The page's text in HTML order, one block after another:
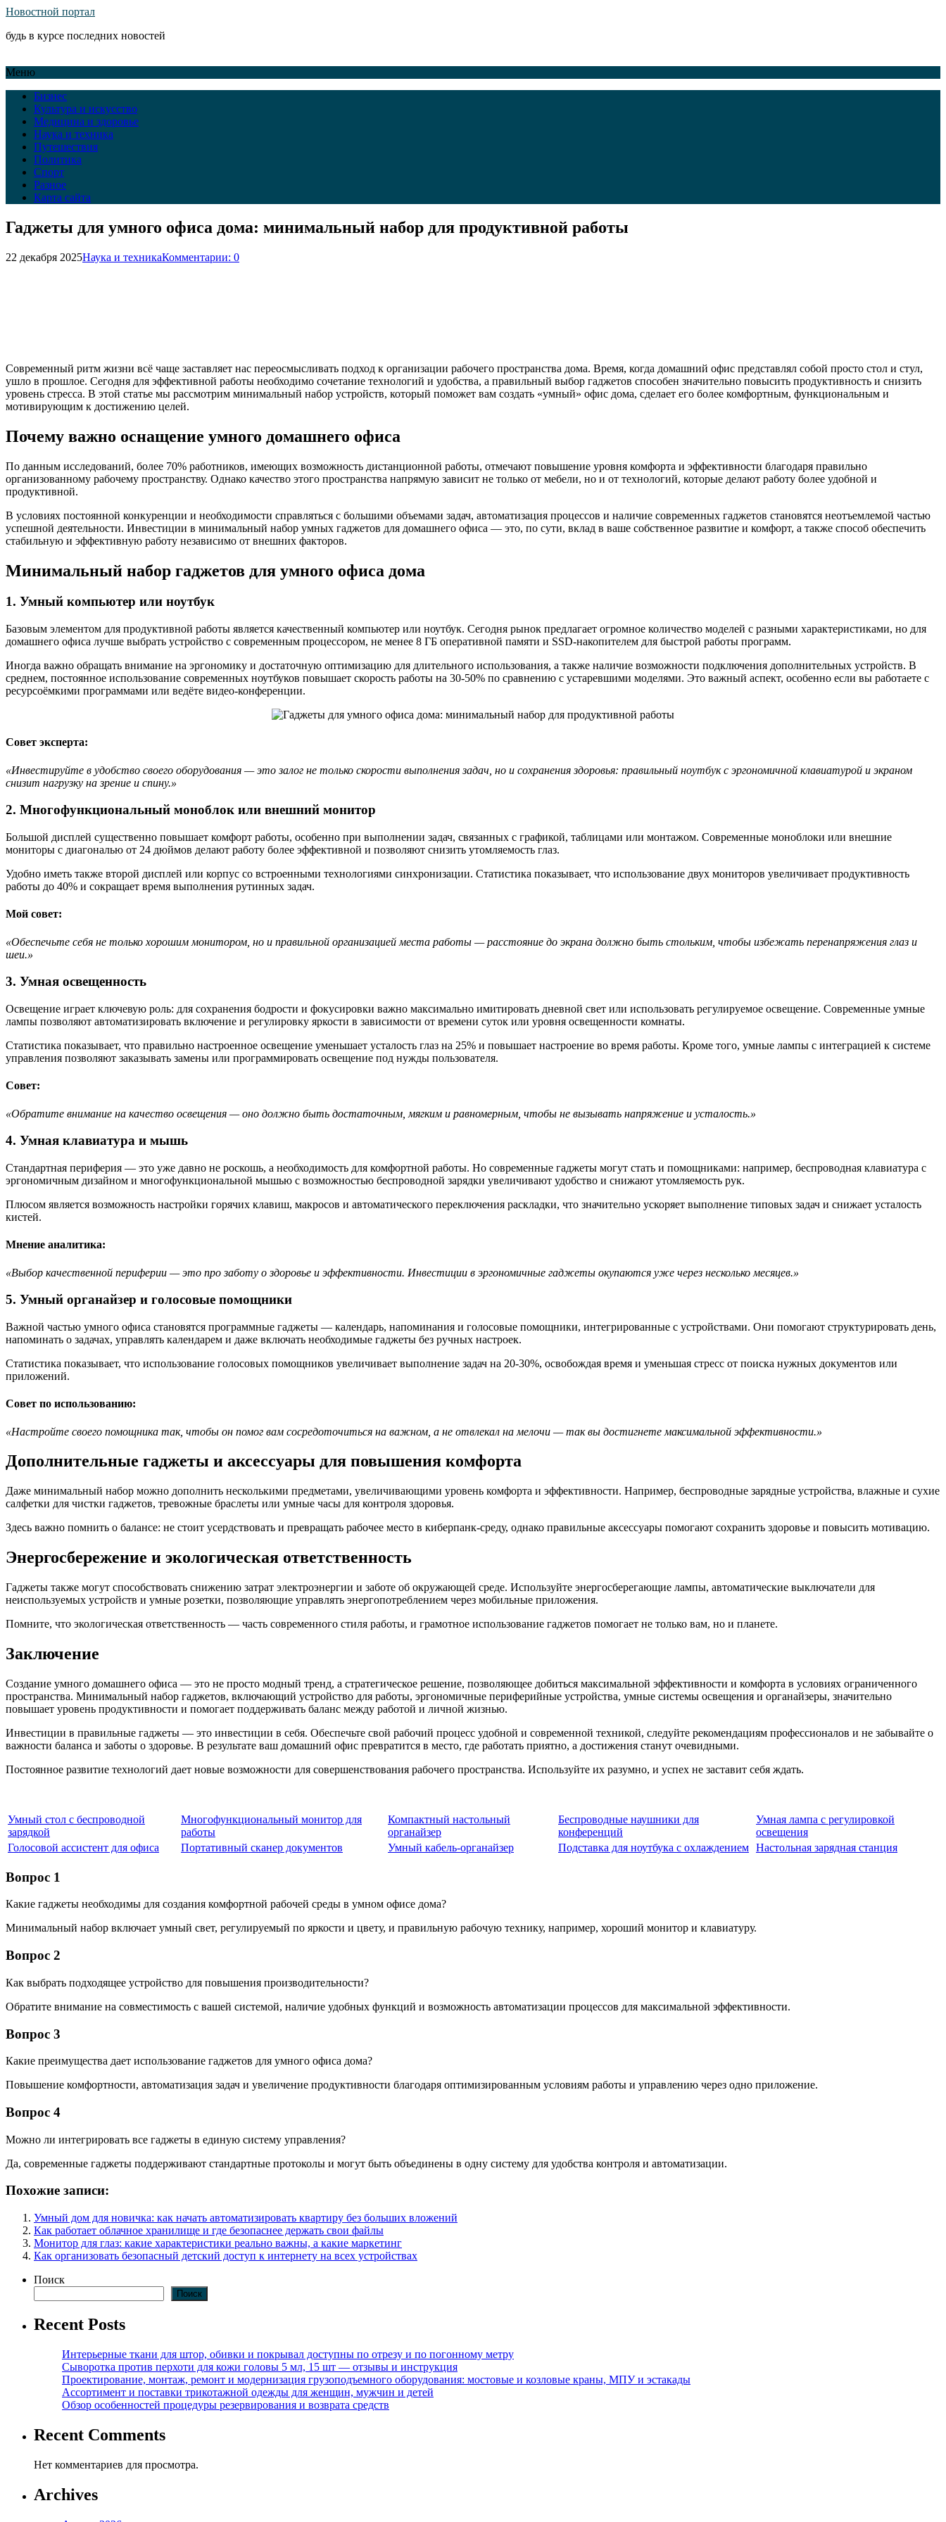
Новостной портал
будь в курсе последних новостей
Меню
Бизнес
Культура и искусство
Медицина и здоровье
Наука и техника
Путешествия
Политика
Спорт
Разное
Карта сайта
Гаджеты для умного офиса дома: минимальный набор для продуктивной работы
22 декабря 2025Наука и техникаКомментарии: 0
Современный ритм жизни всё чаще заставляет нас переосмысливать подход к организации рабочего пространства дома. Время, когда домашний офис представлял собой просто стол и стул,
ушло в прошлое. Сегодня для эффективной работы необходимо сочетание технологий и удобства, а правильный выбор гаджетов способен значительно повысить продуктивность и снизить
уровень стресса. В этой статье мы рассмотрим минимальный набор устройств, который поможет вам создать «умный» офис дома, сделает его более комфортным, функциональным и
мотивирующим к достижению целей.
Почему важно оснащение умного домашнего офиса
По данным исследований, более 70% работников, имеющих возможность дистанционной работы, отмечают повышение уровня комфорта и эффективности благодаря правильно
организованному рабочему пространству. Однако качество этого пространства напрямую зависит не только от мебели, но и от технологий, которые делают работу более удобной и
продуктивной.
В условиях постоянной конкуренции и необходимости справляться с большими объемами задач, автоматизация процессов и наличие современных гаджетов становятся неотъемлемой частью
успешной деятельности. Инвестиции в минимальный набор умных гаджетов для домашнего офиса — это, по сути, вклад в ваше собственное развитие и комфорт, а также способ обеспечить
стабильную и эффективную работу независимо от внешних факторов.
Минимальный набор гаджетов для умного офиса дома
1. Умный компьютер или ноутбук
Базовым элементом для продуктивной работы является качественный компьютер или ноутбук. Сегодня рынок предлагает огромное количество моделей с разными характеристиками, но для
домашнего офиса лучше выбрать устройство с современным процессором, не менее 8 ГБ оперативной памяти и SSD-накопителем для быстрой работы программ.
Иногда важно обращать внимание на эргономику и достаточную оптимизацию для длительного использования, а также наличие возможности подключения дополнительных устройств. В
среднем, постоянное использование современных ноутбуков повышает скорость работы на 30-50% по сравнению с устаревшими моделями. Это важный аспект, особенно если вы работаете с
ресурсоёмкими программами или ведёте видео-конференции.
Совет эксперта:
«Инвестируйте в удобство своего оборудования — это залог не только скорости выполнения задач, но и сохранения здоровья: правильный ноутбук с эргономичной клавиатурой и экраном
снизит нагрузку на зрение и спину.»
2. Многофункциональный моноблок или внешний монитор
Большой дисплей существенно повышает комфорт работы, особенно при выполнении задач, связанных с графикой, таблицами или монтажом. Современные моноблоки или внешние
мониторы с диагональю от 24 дюймов делают работу более эффективной и позволяют снизить утомляемость глаз.
Удобно иметь также второй дисплей или корпус со встроенными технологиями синхронизации. Статистика показывает, что использование двух мониторов увеличивает продуктивность
работы до 40% и сокращает время выполнения рутинных задач.
Мой совет:
«Обеспечьте себя не только хорошим монитором, но и правильной организацией места работы — расстояние до экрана должно быть стольким, чтобы избежать перенапряжения глаз и
шеи.»
3. Умная освещенность
Освещение играет ключевую роль: для сохранения бодрости и фокусировки важно максимально имитировать дневной свет или использовать регулируемое освещение. Современные умные
лампы позволяют автоматизировать включение и регулировку яркости в зависимости от времени суток или уровня освещенности комнаты.
Статистика показывает, что правильно настроенное освещение уменьшает усталость глаз на 25% и повышает настроение во время работы. Кроме того, умные лампы с интеграцией к системе
управления позволяют заказывать замены или программировать освещение под нужды пользователя.
Совет:
«Обратите внимание на качество освещения — оно должно быть достаточным, мягким и равномерным, чтобы не вызывать напряжение и усталость.»
4. Умная клавиатура и мышь
Стандартная периферия — это уже давно не роскошь, а необходимость для комфортной работы. Но современные гаджеты могут стать и помощниками: например, беспроводная клавиатура с
эргономичным дизайном и многофункциональной мышью с возможностью беспроводной зарядки увеличивают удобство и снижают утомляемость рук.
Плюсом является возможность настройки горячих клавиш, макросов и автоматического переключения раскладки, что значительно ускоряет выполнение типовых задач и снижает усталость
кистей.
Мнение аналитика:
«Выбор качественной периферии — это про заботу о здоровье и эффективности. Инвестиции в эргономичные гаджеты окупаются уже через несколько месяцев.»
5. Умный органайзер и голосовые помощники
Важной частью умного офиса становятся программные гаджеты — календарь, напоминания и голосовые помощники, интегрированные с устройствами. Они помогают структурировать день,
напоминать о задачах, управлять календарем и даже включать необходимые гаджеты без ручных настроек.
Статистика показывает, что использование голосовых помощников увеличивает выполнение задач на 20-30%, освобождая время и уменьшая стресс от поиска нужных документов или
приложений.
Совет по использованию:
«Настройте своего помощника так, чтобы он помог вам сосредоточиться на важном, а не отвлекал на мелочи — так вы достигнете максимальной эффективности.»
Дополнительные гаджеты и аксессуары для повышения комфорта
Даже минимальный набор можно дополнить несколькими предметами, увеличивающими уровень комфорта и эффективности. Например, беспроводные зарядные устройства, влажные и сухие
салфетки для чистки гаджетов, тревожные браслеты или умные часы для контроля здоровья.
Здесь важно помнить о балансе: не стоит усердствовать и превращать рабочее место в киберпанк-среду, однако правильные аксессуары помогают сохранить здоровье и повысить мотивацию.
Энергосбережение и экологическая ответственность
Гаджеты также могут способствовать снижению затрат электроэнергии и заботе об окружающей среде. Используйте энергосберегающие лампы, автоматические выключатели для
неиспользуемых устройств и умные розетки, позволяющие управлять энергопотреблением через мобильные приложения.
Помните, что экологическая ответственность — часть современного стиля работы, и грамотное использование гаджетов помогает не только вам, но и планете.
Заключение
Создание умного домашнего офиса — это не просто модный тренд, а стратегическое решение, позволяющее добиться максимальной эффективности и комфорта в условиях ограниченного
пространства. Минимальный набор гаджетов, включающий устройство для работы, эргономичные периферийные устройства, умные системы освещения и органайзеры, значительно
повышает уровень продуктивности и помогает поддерживать баланс между работой и личной жизнью.
Инвестиции в правильные гаджеты — это инвестиции в себя. Обеспечьте свой рабочий процесс удобной и современной техникой, следуйте рекомендациям профессионалов и не забывайте о
важности баланса и заботы о здоровье. В результате ваш домашний офис превратится в место, где работать приятно, а достижения станут очевидными.
Постоянное развитие технологий дает новые возможности для совершенствования рабочего пространства. Используйте их разумно, и успех не заставит себя ждать.
Умный стол с беспроводной
зарядкой
Многофункциональный монитор для
работы
Компактный настольный
органайзер
Беспроводные наушники для
конференций
Умная лампа с регулировкой
освещения
Голосовой ассистент для офиса
Портативный сканер документов Умный кабель-органайзер Подставка для ноутбука с охлаждением Настольная зарядная станция
Вопрос 1
Какие гаджеты необходимы для создания комфортной рабочей среды в умном офисе дома?
Минимальный набор включает умный свет, регулируемый по яркости и цвету, и правильную рабочую технику, например, хороший монитор и клавиатуру.
Вопрос 2
Как выбрать подходящее устройство для повышения производительности?
Обратите внимание на совместимость с вашей системой, наличие удобных функций и возможность автоматизации процессов для максимальной эффективности.
Вопрос 3
Какие преимущества дает использование гаджетов для умного офиса дома?
Повышение комфортности, автоматизация задач и увеличение продуктивности благодаря оптимизированным условиям работы и управлению через одно приложение.
Вопрос 4
Можно ли интегрировать все гаджеты в единую систему управления?
Да, современные гаджеты поддерживают стандартные протоколы и могут быть объединены в одну систему для удобства контроля и автоматизации.
Похожие записи:
Умный дом для новичка: как начать автоматизировать квартиру без больших вложений
Как работает облачное хранилище и где безопаснее держать свои файлы
Монитор для глаз: какие характеристики реально важны, а какие маркетинг
Как организовать безопасный детский доступ к интернету на всех устройствах
Поиск
Поиск
Recent Posts
Интерьерные ткани для штор, обивки и покрывал доступны по отрезу и по погонному метру
Сыворотка против перхоти для кожи головы 5 мл, 15 шт — отзывы и инструкция
Проектирование, монтаж, ремонт и модернизация грузоподъемного оборудования: мостовые и козловые краны, МПУ и эстакады
Ассортимент и поставки трикотажной одежды для женщин, мужчин и детей
Обзор особенностей процедуры резервирования и возврата средств
Recent Comments
Нет комментариев для просмотра.
Archives